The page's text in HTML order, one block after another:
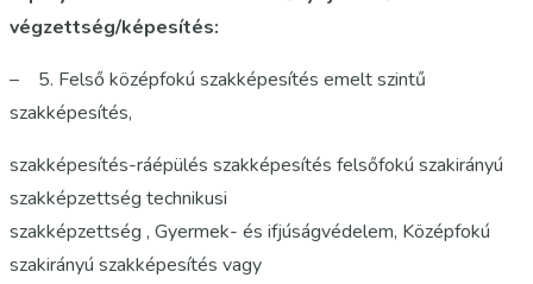
végzettség/képesítés:
– 5. Felső középfokú szakképesítés emelt szintű
szakképesítés,
szakképesítés-ráépülés szakképesítés felsőfokú szakirányú
szakképzettség technikusi
szakképzettség , Gyermek- és ifjúságvédelem, Középfokú
szakirányú szakképesítés vagy